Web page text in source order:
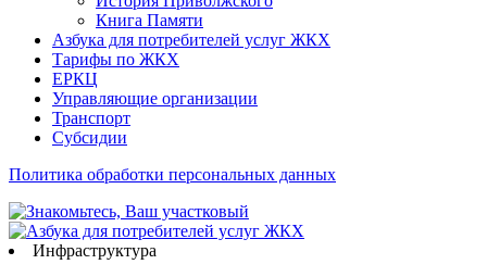
Книга Памяти
Азбука для потребителей услуг ЖКХ
Тарифы по ЖКХ
ЕРКЦ
Управляющие организации
Транспорт
Субсидии
Политика обработки персональных данных
Инфраструктура